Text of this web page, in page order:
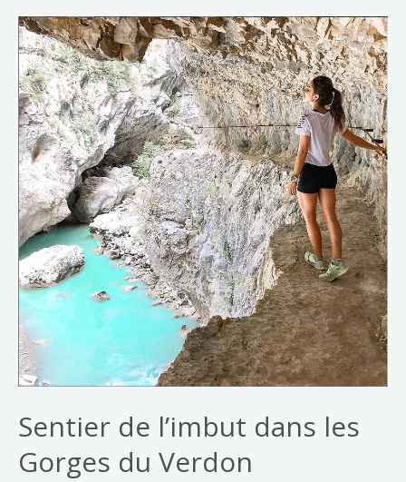
Sentier de l’imbut dans les
Gorges du Verdon
Sentier
de
l’imbut
dans
les
Gorges
du
Verdon